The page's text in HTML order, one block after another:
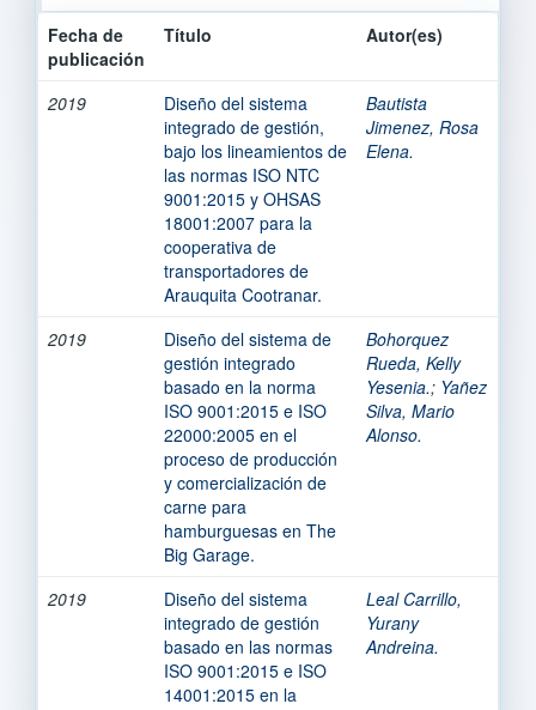
Fecha de
publicación
Título Autor(es)
2019
Diseño del sistema
integrado de gestión,
bajo los lineamientos de
las normas ISO NTC
9001:2015 y OHSAS
18001:2007 para la
cooperativa de
transportadores de
Arauquita Cootranar.
Bautista
Jimenez, Rosa
Elena.
2019
Diseño del sistema de
gestión integrado
basado en la norma
ISO 9001:2015 e ISO
22000:2005 en el
proceso de producción
y comercialización de
carne para
hamburguesas en The
Big Garage.
Bohorquez
Rueda, Kelly
Yesenia.; Yañez
Silva, Mario
Alonso.
2019
Diseño del sistema
integrado de gestión
basado en las normas
ISO 9001:2015 e ISO
14001:2015 en la
Leal Carrillo,
Yurany
Andreina.